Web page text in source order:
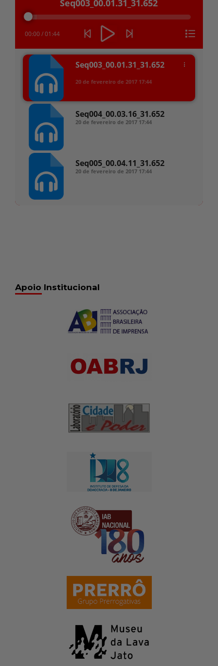
áudio
Seq003_00.01.31_31.652
00:00 /01:44
Seq003_00.01.31_31.652
20 de fevereiro de 2017 17:44
Seq004_00.03.16_31.652
20 de fevereiro de 2017 17:44
Seq005_00.04.11_31.652
20 de fevereiro de 2017 17:44
Apoio Institucional